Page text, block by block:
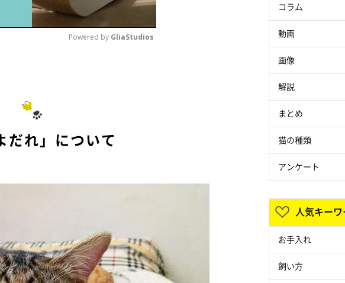
Powered by GliaStudios
だれ」について
コラム
動画
画像
解説
まとめ
猫の種類
アンケート
人気キーワ
お手入れ
飼い方